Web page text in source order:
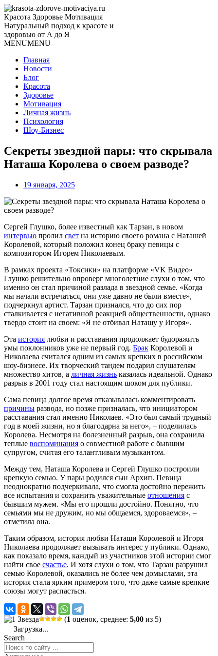
Красота Здоровье Мотивация
Натуральный подход к красоте и
здоровью от А до Я
MENUMENU
Главная
Новости
Блог
Красота
Здоровье
Мотивация
Личная жизнь
Психология
Шоу-Бизнес
Секреты звездной пары: что скрывала
Наташа Королева о своем разводе?
19 января, 2025
Сергей Глушко, более известный как Тарзан, в новом
интервью пролил свет на историю своего романа с Наташей
Королевой, который положил конец браку певицы с
композитором Игорем Николаевым.
В рамках проекта «Токсики» на платформе «VK Видео»
Глушко решительно опроверг многолетние слухи о том, что
именно он стал причиной разлада в звездной семье. «Когда
мы начали встречаться, они уже давно не были вместе», –
подчеркнул артист. Тарзан признался, что до сих пор
сталкивается с негативной реакцией общественности, однако
твердо стоит на своем: «Я не отбивал Наташу у Игоря».
Эта история любви и расставания продолжает будоражить
умы поклонников уже не первый год. Брак Королевой и
Николаева считался одним из самых крепких в российском
шоу-бизнесе. Их творческий тандем подарил слушателям
множество хитов, а личная жизнь казалась идеальной. Однако
разрыв в 2001 году стал настоящим шоком для публики.
Сама певица долгое время отказывалась комментировать
причины развода, но позже призналась, что инициатором
расставания стал именно Николаев. «Это был самый трудный
год в моей жизни, но я благодарна за него», – поделилась
Королева. Несмотря на болезненный разрыв, она сохранила
теплые воспоминания о совместной работе с бывшим
супругом, считая его талантливым музыкантом.
Между тем, Наташа Королева и Сергей Глушко построили
крепкую семью. У пары родился сын Архип. Певица
неоднократно подчеркивала, что смогла достойно пережить
все испытания и сохранить уважительные отношения с
бывшим мужем. «Мы его прошли достойно. Понятно, что
семьями мы не дружим, но мы общаемся, здороваемся», –
отметила она.
Таким образом, история любви Наташи Королевой и Игоря
Николаева продолжает вызывать интерес у публики. Однако,
как показало время, каждый из участников этой истории смог
найти свое счастье. И хотя слухи о том, что Тарзан разрушил
семью Королевой, оказались не более чем домыслами, эта
история стала ярким примером того, что даже самые крепкие
союзы могут распасться.
(1 оценок, среднее: 5,00 из 5)
Загрузка...
Search